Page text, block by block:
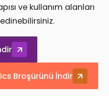
ve kullanım alanları
Broşürünü İndir